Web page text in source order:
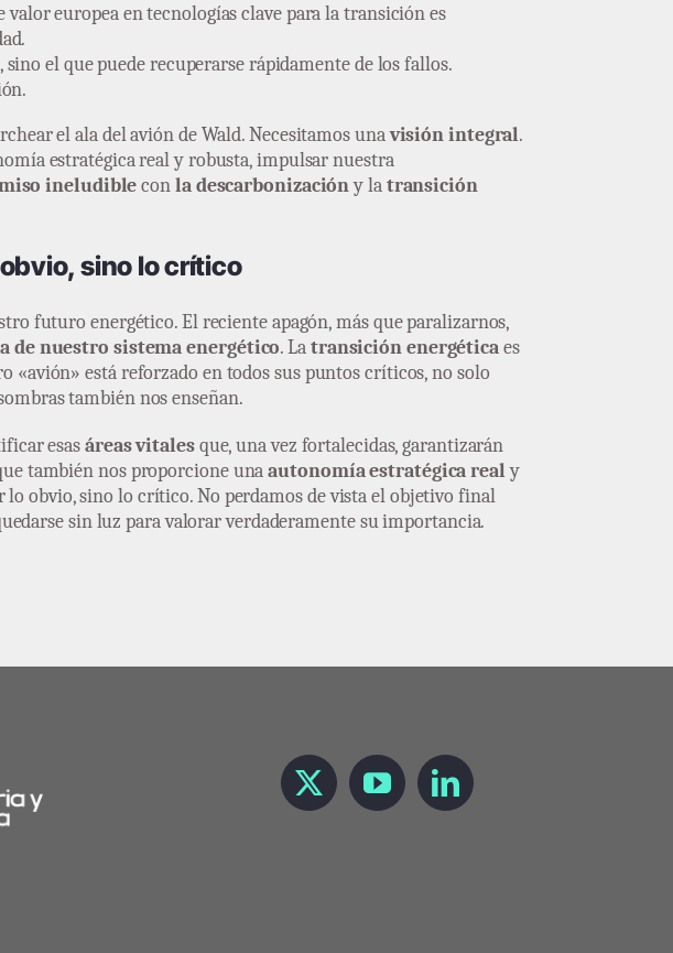
valor europea en tecnologías clave para la transición es
el que puede recuperarse rápidamente de los fallos.
el ala del avión de Wald. Necesitamos unavisión integral.
estratégica real y robusta, impulsar nuestra
ineludibleconla descarbonizacióny latransición
sino lo crítico
futuro energético. El reciente apagón, más que paralizarnos,
de nuestro sistema energético. Latransición energéticaes
«avión» está reforzado en todos sus puntos críticos, no solo
también nos enseñan.
esasáreas vitalesque, una vez fortalecidas, garantizarán
también nos proporcione unaautonomía estratégica realy
lo obvio, sino lo crítico. No perdamos de vista el objetivo final
sin luz para valorar verdaderamente su importancia.